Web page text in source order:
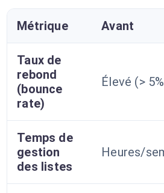
Métrique Avant
Taux de
rebond
(bounce
rate)
Élevé (>
Temps de
gestion
des listes
Heures/